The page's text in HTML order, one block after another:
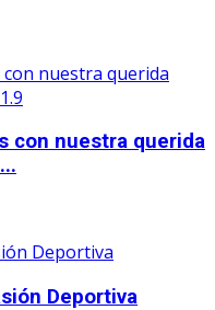
con nuestra querida
Deportiva